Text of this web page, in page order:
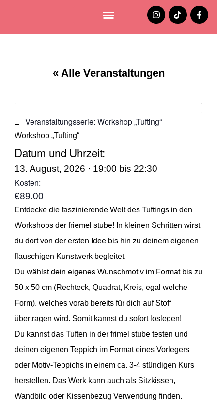
« Alle Veranstaltungen
Veranstaltungsserie: Workshop „Tufting“
Workshop „Tufting“
Datum und Uhrzeit:
13. August, 2026 · 19:00 bis 22:30
Kosten:
€89.00
Entdecke die faszinierende Welt des Tuftings in den
Workshops der friemel stube! In kleinen Schritten wirst
du dort von der ersten Idee bis hin zu deinem eigenen
flauschigen Kunstwerk begleitet.
Du wählst dein eigenes Wunschmotiv im Format bis zu
50 x 50 cm (Rechteck, Quadrat, Kreis, egal welche
Form), welches vorab bereits für dich auf Stoff
übertragen wird. Somit kannst du sofort loslegen!
Du kannst das Tuften in der frimel stube testen und
deinen eigenen Teppich im Format eines Vorlegers
oder Motiv-Teppichs in einem ca. 3-4 stündigen Kurs
herstellen. Das Werk kann auch als Sitzkissen,
Wandbild oder Kissenbezug Verwendung finden.